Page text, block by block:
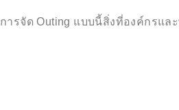
การจัด Outing แบบนี้สิ่งที่องค์กรแ